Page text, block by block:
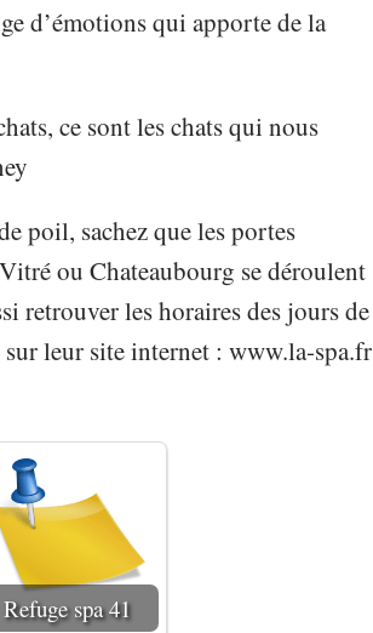
d’émotions qui apporte de la
ce sont les chats qui nous
poil, sachez que les portes
ou Chateaubourg se déroulent
retrouver les horaires des jours de
leur site internet : www.la-spa.fr
Refuge spa 41